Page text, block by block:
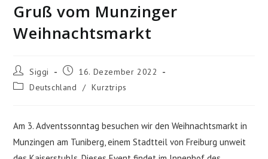
Gruß vom Munzinger
Weihnachtsmarkt
Beitrags-
Autor:
Siggi
Beitrag16. Dezember 2022
Beitrags-
Deutschland / Kurztrips
Am 3. Adventssonntag besuchen wir den Weihnachtsmarkt in
Munzingen am Tuniberg, einem Stadtteil von Freiburg unweit